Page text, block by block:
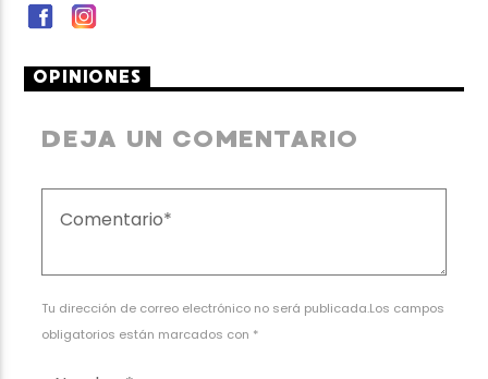
OPINIONES
DEJA UN COMENTARIO
Tu dirección de correo electrónico no será publicada.Los campos
obligatorios están marcados con *